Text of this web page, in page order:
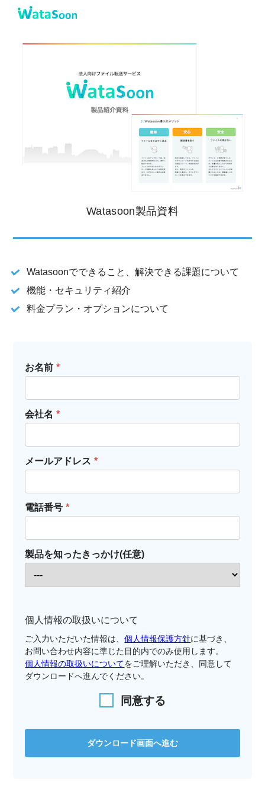
メインコンテンツへ移動
Watasoon製品資料
Watasoonでできること、解決できる課題について
機能・セキュリティ紹介
料金プラン・オプションについて
お名前 *
会社名 *
メールアドレス *
電話番号 *
製品を知ったきっかけ(任意)
個人情報の取扱いについて
ご入力いただいた情報は、個人情報保護方針に基づき、
お問い合わせ内容に準じた目的内でのみ使用します。
個人情報の取扱いについてをご理解いただき、同意して
ダウンロードへ進んでください。
同意する